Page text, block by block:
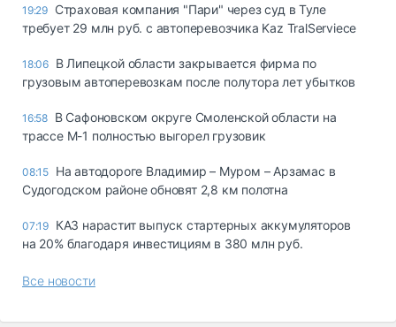
19:29 Страховая компания "Пари" через суд в Туле
требует 29 млн руб. с автоперевозчика Kaz TralServiece
18:06 В Липецкой области закрывается фирма по
грузовым автоперевозкам после полутора лет убытков
16:58 В Сафоновском округе Смоленской области на
трассе М-1 полностью выгорел грузовик
08:15 На автодороге Владимир – Муром – Арзамас в
Судогодском районе обновят 2,8 км полотна
07:19 КАЗ нарастит выпуск стартерных аккумуляторов
на 20% благодаря инвестициям в 380 млн руб.
Все новости